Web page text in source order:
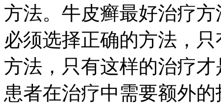
方法。牛皮癣最好治疗
必须选择正确的方法，
方法，只有这样的治疗
患者在治疗中需要额外